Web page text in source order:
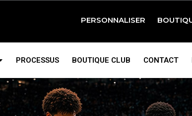
PERSONNALISER
FOOTBALL
HANDBALL
RUGBY
PROCESSUS BOUTIQUE CLUB CONTACT